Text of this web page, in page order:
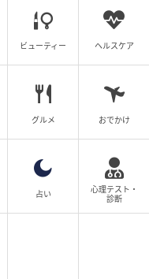
イラストはエネルギ
キング® の人気№1
ワッパー®は「とて
。
大きさです。バンズ
ーガーキング®自慢
約114gもありま
ビューティー ヘルスケア
グルメ おでかけ
占い
心理テスト・
診断